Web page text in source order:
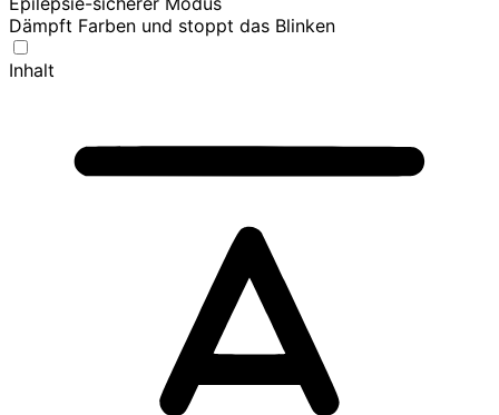
Dämpft Farben und stoppt das Blinken
Inhalt